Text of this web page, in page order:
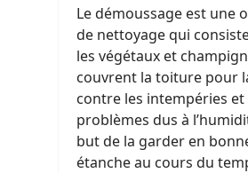
Le démoussage est une
de nettoyage qui
les végétaux et
couvrent la toiture pour
contre les intempéries et
problèmes dus à
but de la garder en
étanche au cours du